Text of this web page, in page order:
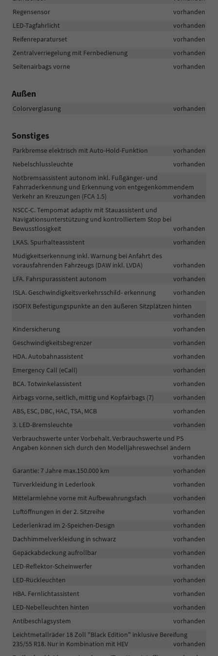
Regensensor
vorhanden
LED-Tagfahrlicht
vorhanden
Reifenreparaturset
vorhanden
Zentralverriegelung mit Fernbedienung
vorhanden
Seitenairbags vorne
vorhanden
Außen
Colorverglasung vorhanden
Sonstiges
Parkbremse elektrisch mit Auto-Hold-Funktion
vorhanden
Nebelschlussleuchte
vorhanden
Notbremsassistent autonom inkl. Fußgänger- und
Fahrraderkennung und Erkennung von entgegenkommendem
Verkehr an Kreuzungen (FCA 1.5)
vorhanden
NSCC-C. Tempomat adaptiv mit Stauassistent und
Navigationsunterstützung und kontrolliertem Stop bei
Bewusstlosigkeit
vorhanden
LKAS. Spurhalteassistent
vorhanden
Müdigkeitserkennung inkl. Warnung bei Anfahrt des
vorausfahrenden Fahrzeugs (DAW inkl. LVDA)
vorhanden
LFA. Fahrspurassistent autonom
vorhanden
ISLA. Geschwindigkeitsverkehrsschild- erkennung
vorhanden
ISOFIX Befestigungspunkte an den äußeren Sitzplätzen hinten
vorhanden
Kindersicherung
vorhanden
Geschwindigkeitsbegrenzer
vorhanden
HDA. Autobahnassistent
vorhanden
Emergency Call (eCall)
vorhanden
BCA. Totwinkelassistent
vorhanden
Airbags vorne, seitlich, mittig und Kopfairbags (7)
vorhanden
ABS, ESC, DBC, HAC, TSA, MCB
vorhanden
3. LED-Bremsleuchte
vorhanden
Verbrauchswerte unter Vorbehalt. Verbrauchswerte und PS
Angaben können sich durch den Modelljahreswechsel ändern
vorhanden
Garantie: 7 Jahre max.150.000 km
vorhanden
Türverkleidung in Lederlook
vorhanden
Mittelarmlehne vorne mit Aufbewahrungsfach
vorhanden
Luftöffnungen in der 2. Sitzreihe
vorhanden
Lederlenkrad im 2-Speichen-Design
vorhanden
Dachhimmelverkleidung in schwarz
vorhanden
Gepäckabdeckung aufrollbar
vorhanden
LED-Reflektor-Scheinwerfer
vorhanden
LED-Rückleuchten
vorhanden
HBA. Fernlichtassistent
vorhanden
LED-Nebelleuchten hinten
vorhanden
Antibeschlagsystem
vorhanden
Leichtmetallräder 18 Zoll "Black Edition" inklusive Bereifung
235/55 R18. Nur in Kombination mit HEV
vorhanden